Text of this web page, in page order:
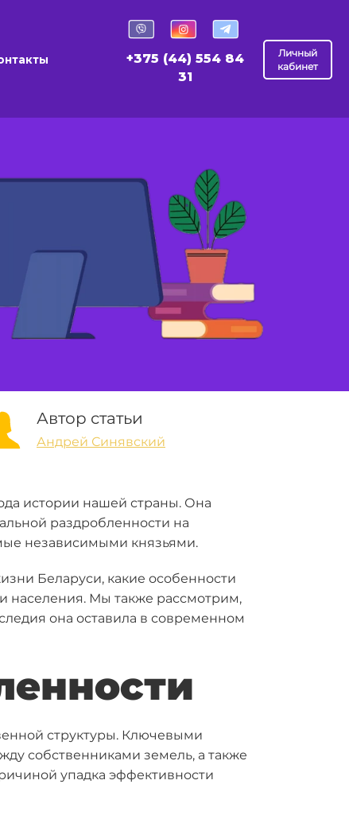
+375 (44) 554 84
31
Личный
кабинет
Автор статьи
Андрей Синявский
истории нашей страны. Она
раздробленности на
независимыми князьями.
Беларуси, какие особенности
населения. Мы также рассмотрим,
она оставила в современном
структуры. Ключевыми
собственниками земель, а также
упадка эффективности